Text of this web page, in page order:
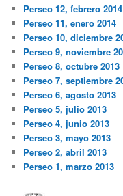
Perseo 12, febrero 2014
Perseo 11, enero 2014
Perseo 10, diciembre
Perseo 9, noviembre
Perseo 8, octubre 2013
Perseo 7, septiembre
Perseo 6, agosto 2013
Perseo 5, julio 2013
Perseo 4, junio 2013
Perseo 3, mayo 2013
Perseo 2, abril 2013
Perseo 1, marzo 2013